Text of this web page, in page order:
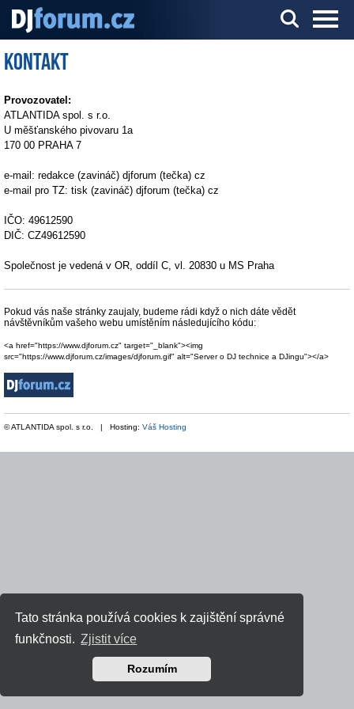
Tato stránka používá cookies k zajištění správné
funkčnosti. Zjistit více
Rozumím
Server o DJ technice a DJingu
Kontakt
Provozovatel:
ATLANTIDA spol. s r.o.
U měšťanského pivovaru 1a
170 00 PRAHA 7
e-mail: redakce (zavináč) djforum (tečka) cz
e-mail pro TZ: tisk (zavináč) djforum (tečka) cz
IČO: 49612590
DIČ: CZ49612590
Společnost je vedená v OR, oddíl C, vl. 20830 u MS Praha
Pokud vás naše stránky zaujaly, budeme rádi když o nich dáte vědět
návštěvníkům vašeho webu umístěním následujícího kódu:
<a href="https://www.djforum.cz" target="_blank"><img
src="https://www.djforum.cz/images/djforum.gif" alt="Server o DJ technice a DJingu"></a>
© ATLANTIDA spol. s r.o. | Hosting: Váš Hosting